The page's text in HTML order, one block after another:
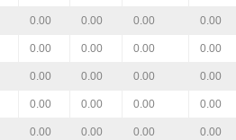
0.00 0.00 0.00 0.00
0.00 0.00 0.00 0.00
0.00 0.00 0.00 0.00
0.00 0.00 0.00 0.00
0.00 0.00 0.00 0.00